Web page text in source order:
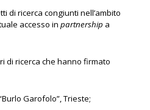
testo
di ricerca congiunti nell’ambito
accesso in partnership a
di ricerca che hanno firmato
Garofolo”, Trieste;